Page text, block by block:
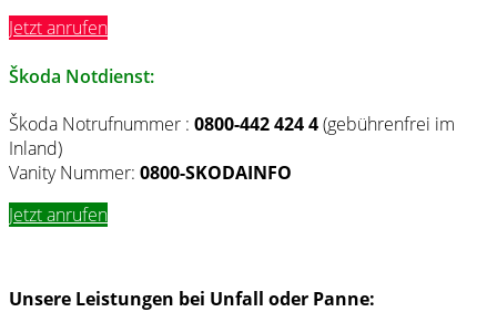
Jetzt anrufen
Škoda Notdienst:
Škoda Notrufnummer : 0800-442 424 4(gebührenfrei im
Inland)
Vanity Nummer: 0800-SKODAINFO
Jetzt anrufen
Unsere Leistungen bei Unfall oder Panne: